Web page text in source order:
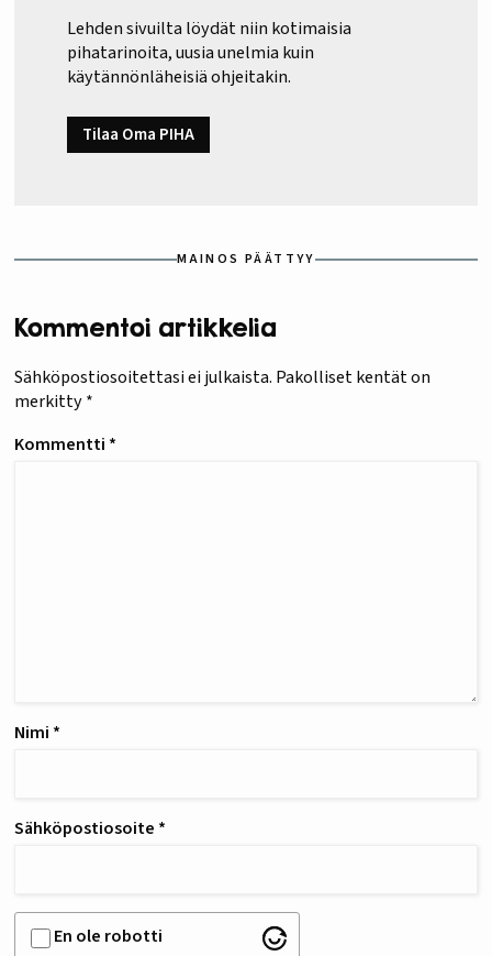
Lehden sivuilta löydät niin kotimaisia
pihatarinoita, uusia unelmia kuin
käytännönläheisiä ohjeitakin.
Tilaa Oma PIHA
MAINOS PÄÄTTYY
Kommentoi artikkelia
Sähköpostiosoitettasi ei julkaista. Pakolliset kentät on
merkitty*
Kommentti *
Nimi *
Sähköpostiosoite *
En ole robotti